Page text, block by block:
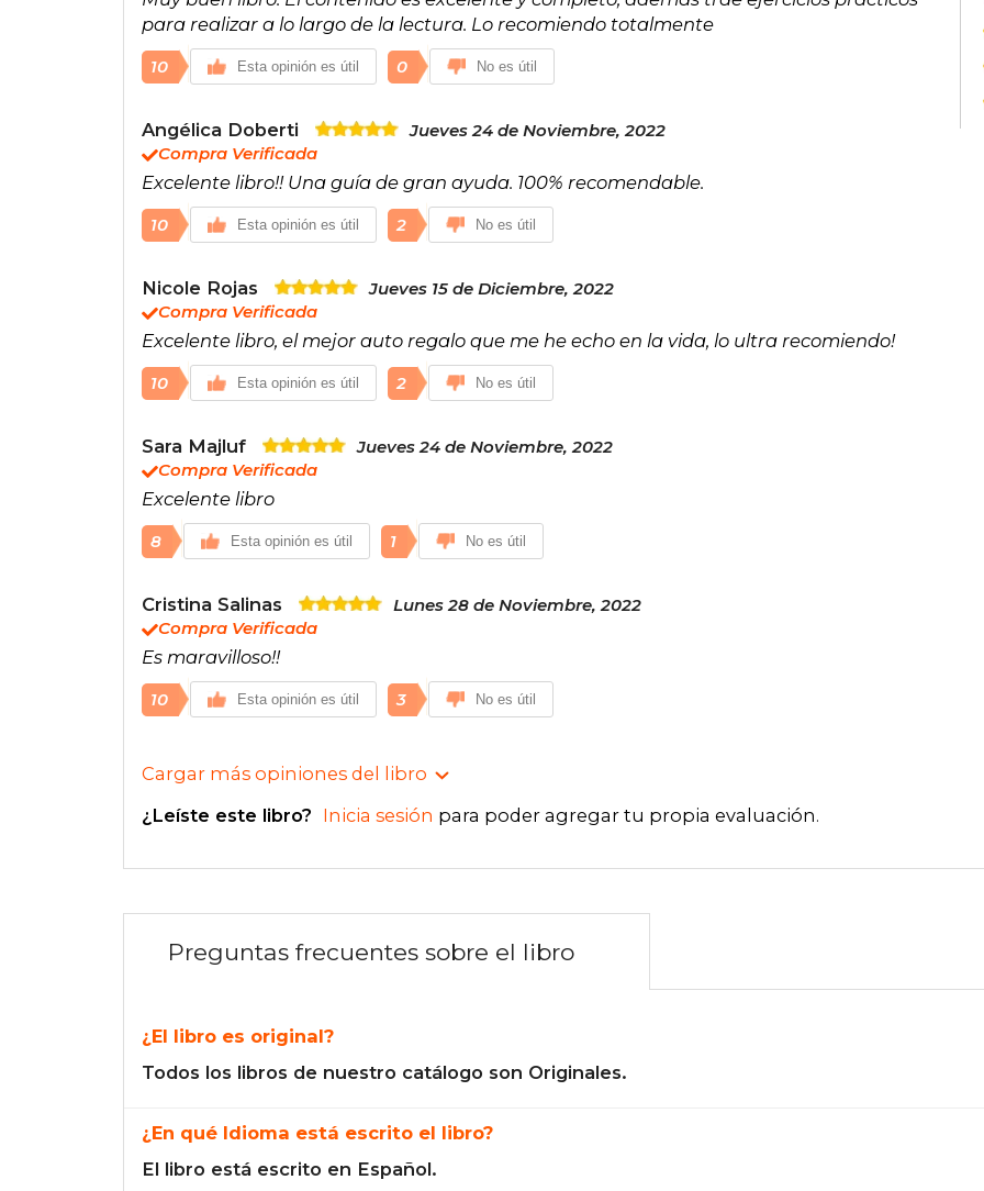
para realizar a lo largo de la lectura. Lo recomiendo totalmente
10 Esta opinión es útil 0 No es útil
Angélica Doberti
Jueves 24 de Noviembre, 2022
Compra Verificada
Excelente libro!! Una guía de gran ayuda. 100% recomendable.
10 Esta opinión es útil 2 No es útil
Nicole Rojas
Jueves 15 de Diciembre, 2022
Compra Verificada
Excelente libro, el mejor auto regalo que me he echo en la vida, lo ultra recomiendo!
10 Esta opinión es útil 2 No es útil
Sara Majluf
Jueves 24 de Noviembre, 2022
Compra Verificada
Excelente libro
8 Esta opinión es útil 1 No es útil
Cristina Salinas
Lunes 28 de Noviembre, 2022
Compra Verificada
Es maravilloso!!
10 Esta opinión es útil 3 No es útil
Cargar más opiniones del libro
¿Leíste este libro? Inicia sesión para poder agregar tu propia evaluación.
Preguntas frecuentes sobre el libro
¿El libro es original?
Todos los libros de nuestro catálogo son Originales.
¿En qué Idioma está escrito el libro?
El libro está escrito en Español.